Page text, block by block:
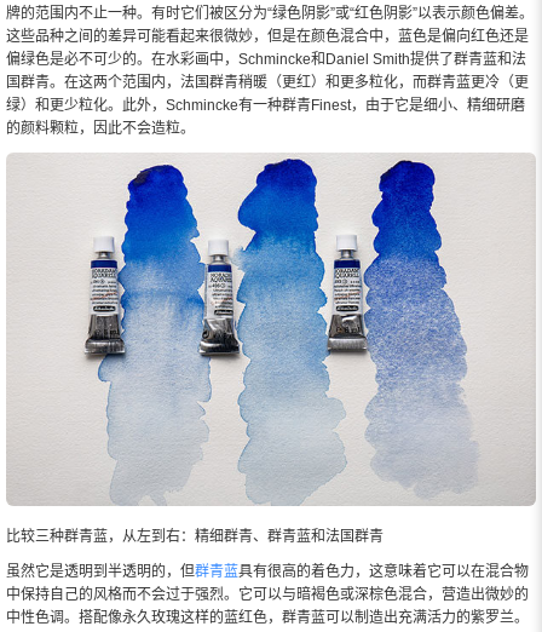
牌的范围内不止一种。有时它们被区分为“绿色阴影”或“红色阴影”以表示颜色偏差。
这些品种之间的差异可能看起来很微妙，但是在颜色混合中，蓝色是偏向红色还是
偏绿色是必不可少的。在水彩画中，Schmincke和Daniel Smith提供了群青蓝和法
国群青。在这两个范围内，法国群青稍暖（更红）和更多粒化，而群青蓝更冷（更
绿）和更少粒化。此外，Schmincke有一种群青Finest，由于它是细小、精细研磨
的颜料颗粒，因此不会造粒。
比较三种群青蓝，从左到右：精细群青、群青蓝和法国群青
虽然它是透明到半透明的，但群青蓝具有很高的着色力，这意味着它可以在混合物
中保持自己的风格而不会过于强烈。它可以与暗褐色或深棕色混合，营造出微妙的
中性色调。搭配像永久玫瑰这样的蓝红色，群青蓝可以制造出充满活力的紫罗兰。